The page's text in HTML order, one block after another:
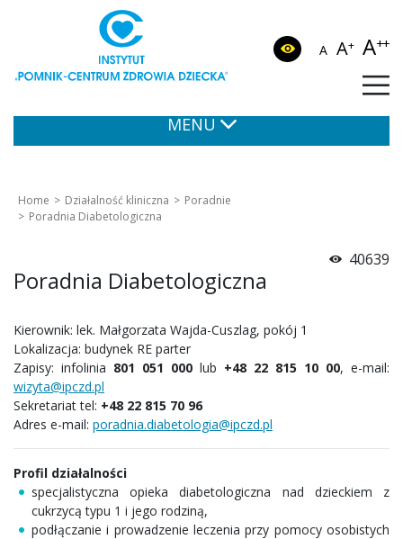
A A+ A++
MENU
Home Działalność kliniczna
Poradnie
Poradnia Diabetologiczna
40639
Poradnia Diabetologiczna
Kierownik: lek. Małgorzata Wajda-Cuszlag, pokój 1
Lokalizacja: budynek RE parter
Zapisy: infolinia 801 051 000 lub +48 22 815 10 00, e-mail:
wizyta@ipczd.pl
Sekretariat tel: +48 22 815 70 96
Adres e-mail: poradnia.diabetologia@ipczd.pl
Profil działalności
specjalistyczna opieka diabetologiczna nad dzieckiem z
cukrzycą typu 1 i jego rodziną,
podłączanie i prowadzenie leczenia przy pomocy osobistych